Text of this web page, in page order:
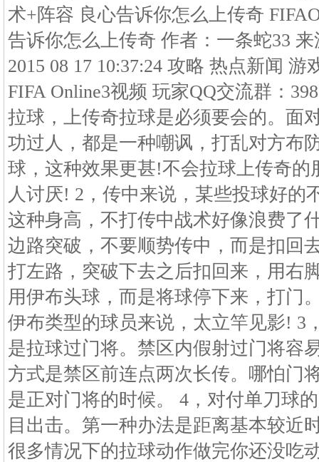
术+阵容 良心告诉你怎么上传奇
告诉你怎么上传奇 作者：一条蛇33
2015 08 17 10:37:24 攻略 热点新闻 游
FIFA Online3视频 玩家QQ交流群：
拉球，上传奇拉球是必须要会的。面
功过人，都是一种嘲讽，打乱对方布
球，这种效果更甚!不会拉球上传奇的
人讨厌! 2，传中来说，某些投球好的
这种身高，不打传中战术好像浪费了
边路突破，不要顺势传中，而是扣回
打左路，突破下去之后扣回来，用右
用伊布头球，而是将球停下来，打门
伊布类型的球员来说，太立竿见影! 3
是拉球过门将。禁区内假射过门将容
方式是禁区前连点两次长传。哪怕门
是正对门将的时候。 4，对付单刀球
目出击。第一种办法是距离基本较近
很多情况下的拉球动作做完你还没吃